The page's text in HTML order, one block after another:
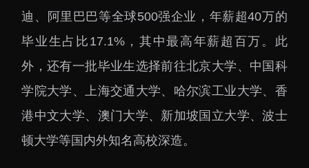
树立和践行正确政绩观
国家生物制造产业创新
中心
深港脑科学创新研究院
深圳合成生物学创新研
究院
深圳先进电子材料国际
迪、阿里巴巴等全球500强企业，年薪超40万的
毕业生占比17.1%，其中最高年薪超百万。此
外，还有一批毕业生选择前往北京大学、中国科
学院大学、上海交通大学、哈尔滨工业大学、香
港中文大学、澳门大学、新加坡国立大学、波士
顿大学等国内外知名高校深造。